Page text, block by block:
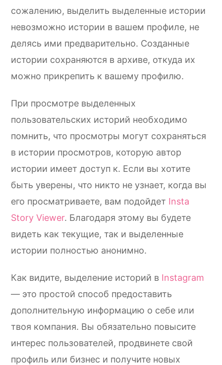
сожалению, выделить выделенные истории
невозможно истории в вашем профиле, не
делясь ими предварительно. Созданные
истории сохраняются в архиве, откуда их
можно прикрепить к вашему профилю.
При просмотре выделенных
пользовательских историй необходимо
помнить, что просмотры могут сохраняться
в истории просмотров, которую автор
истории имеет доступ к. Если вы хотите
быть уверены, что никто не узнает, когда вы
его просматриваете, вам подойдет Insta
Story Viewer. Благодаря этому вы будете
видеть как текущие, так и выделенные
истории полностью анонимно.
Как видите, выделение историй в Instagram
— это простой способ предоставить
дополнительную информацию о себе или
твоя компания. Вы обязательно повысите
интерес пользователей, продвинете свой
профиль или бизнес и получите новых